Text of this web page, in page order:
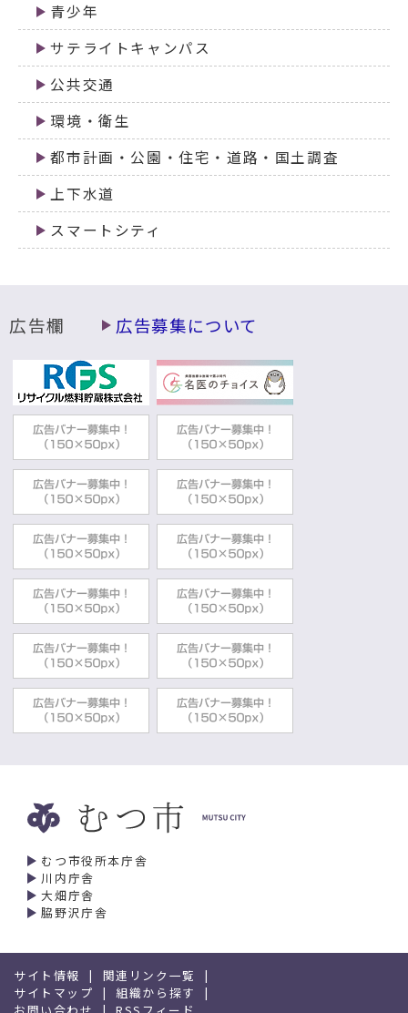
青少年
サテライトキャンパス
公共交通
環境・衛生
都市計画・公園・住宅・道路・国土調査
上下水道
スマートシティ
広告欄 広告募集について
むつ市役所本庁舎
川内庁舎
大畑庁舎
脇野沢庁舎
サイト情報
関連リンク一覧
サイトマップ
組織から探す